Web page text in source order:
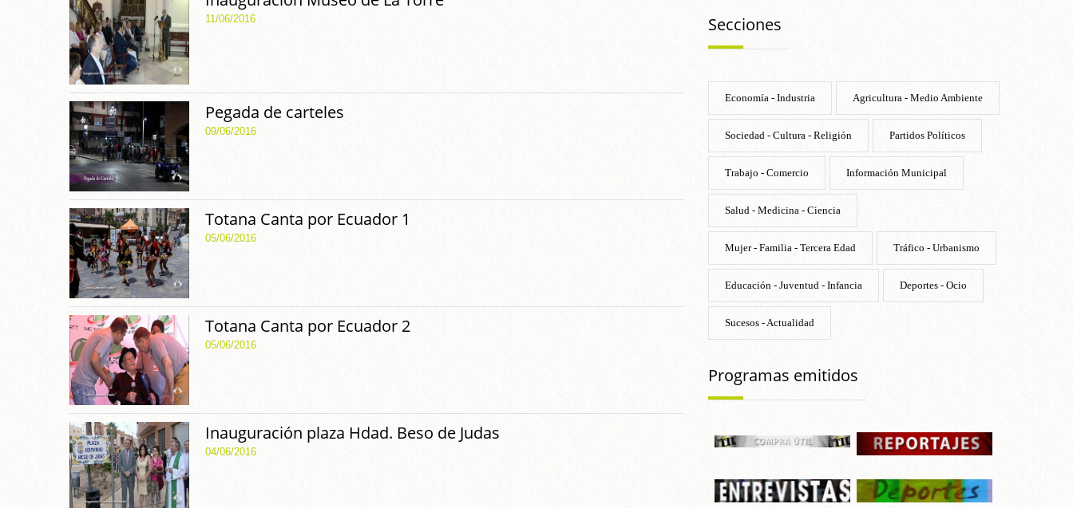
11/06/2016
Pegada de carteles
09/06/2016
Totana Canta por Ecuador 1
05/06/2016
Totana Canta por Ecuador 2
05/06/2016
Inauguración plaza Hdad. Beso de Judas
04/06/2016
Secciones
Economía - Industria Agricultura - Medio Ambiente
Sociedad - Cultura - Religión Partidos Políticos
Trabajo - Comercio Información Municipal
Salud - Medicina - Ciencia
Mujer - Familia - Tercera Edad Tráfico - Urbanismo
Educación - Juventud - Infancia Deportes - Ocio
Sucesos - Actualidad
Programas emitidos